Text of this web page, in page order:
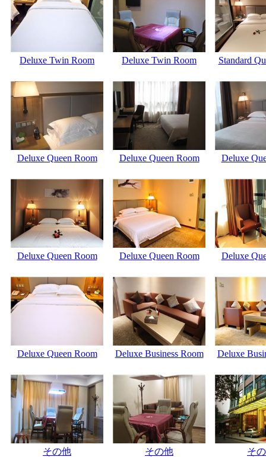
Deluxe Twin Room Deluxe Twin Room Standard
Deluxe Queen Room Deluxe Queen Room Deluxe
Deluxe Queen Room Deluxe Queen Room Deluxe
Deluxe Queen Room Deluxe Business Room Deluxe
その他 その他 そ